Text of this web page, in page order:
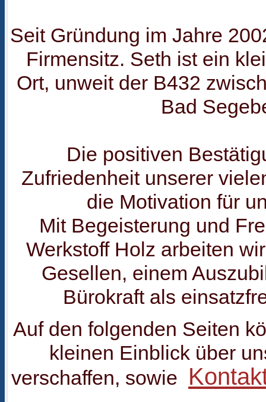
Seit Gründung im Jahre
Firmensitz. Seth ist ein
Ort, unweit der B432
Bad
Die positiven
Zufriedenheit unserer
die Motivation für
Mit Begeisterung und
Werkstoff Holz arbeiten
Gesellen, einem
Bürokraft als
Auf den folgenden Seiten
kleinen Einblick über
verschaffen, sowie